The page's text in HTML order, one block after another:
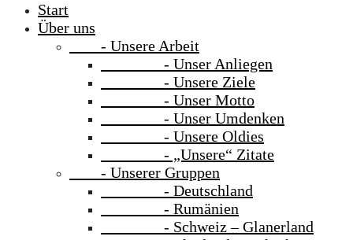
Start
Über uns
- Unsere Arbeit
- Unser Anliegen
- Unsere Ziele
- Unser Motto
- Unser Umdenken
- Unsere Oldies
- „Unsere“ Zitate
- Unserer Gruppen
- Deutschland
- Rumänien
- Schweiz – Glanerland